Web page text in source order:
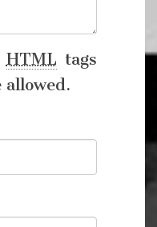
HTML tags